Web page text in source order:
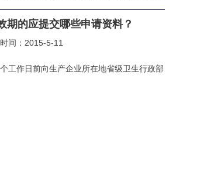
期的应提交哪些申请资料？
间：2015-5-11
工作日前向生产企业所在地省级卫生行政部